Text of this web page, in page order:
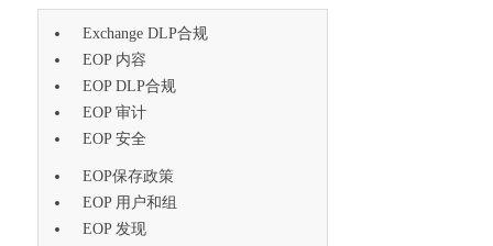
Exchange DLP合规
EOP 内容
EOP DLP合规
EOP 审计
EOP 安全
EOP保存政策
EOP 用户和组
EOP 发现